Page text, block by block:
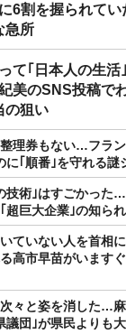
6割を握られてい
急所
て｢日本人の生活
美のSNS投稿で
の狙い
理券もない…フラ
に｢順番｣を守れる謎
技術｣はすごかった
超巨大企業｣の知ら
ていない人を首相
高市早苗がいます
々と姿を消した…
議団｣が県民よりも